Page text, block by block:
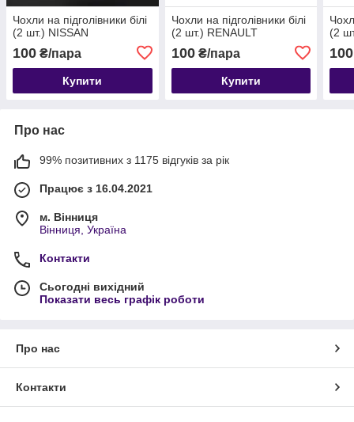
Чохли на підголівники білі
(2 шт.) NISSAN
100 ₴/пара
Купити
Чохли на підголівники білі
(2 шт.) RENAULT
100₴/пара
Купити
(2
100
Про нас
99% позитивних з 1175 відгуків за рік
Працює з 16.04.2021
м. Вінниця
Вінниця, Україна
Контакти
Сьогодні вихідний
Показати весь графік роботи
Про нас
Контакти